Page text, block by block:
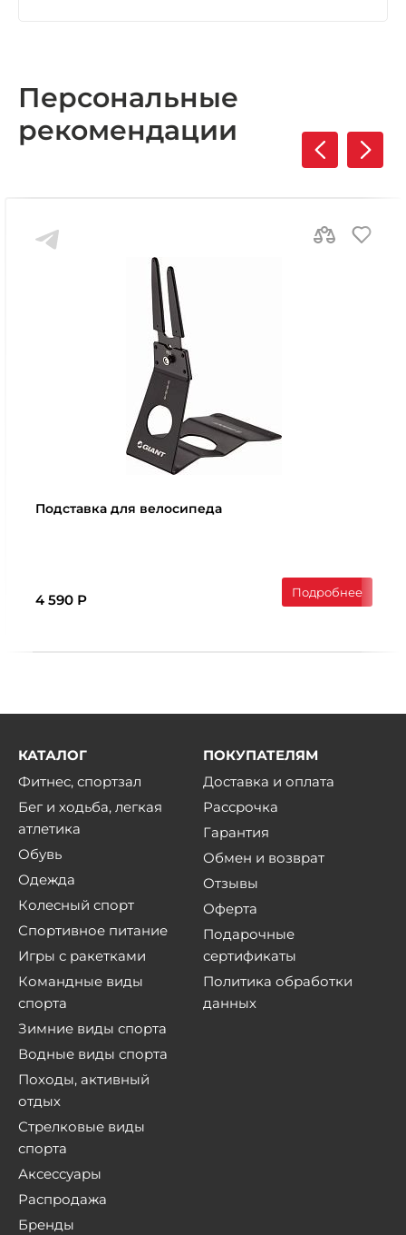
Персональные
рекомендации
Подставка для велосипеда
4 590 Р Подробнее
КАТАЛОГ
Фитнес, спортзал
Бег и ходьба, легкая
атлетика
Обувь
Одежда
Колесный спорт
Спортивное питание
Игры с ракетками
Командные виды
спорта
Зимние виды спорта
Водные виды спорта
Походы, активный
отдых
Стрелковые виды
спорта
Аксессуары
Распродажа
Бренды
ПОКУПАТЕЛЯМ
Доставка и оплата
Рассрочка
Гарантия
Обмен и возврат
Отзывы
Оферта
Подарочные
сертификаты
Политика обработки
данных